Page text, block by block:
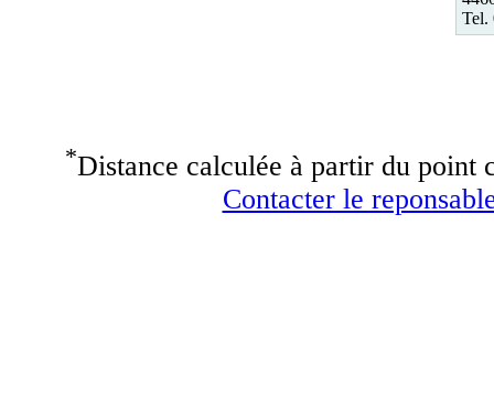
Tel.
*Distance calculée à partir du point
Contacter le